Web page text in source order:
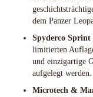
dem Panzer
Spyderco Sprint
limitierten
und einzigartige
aufgelegt werden.
Microtech &